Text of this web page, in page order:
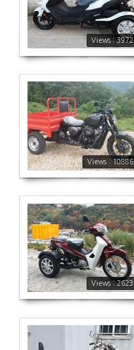
Views : 3972
3972
Views : 10886
10886
Views : 2623
2623